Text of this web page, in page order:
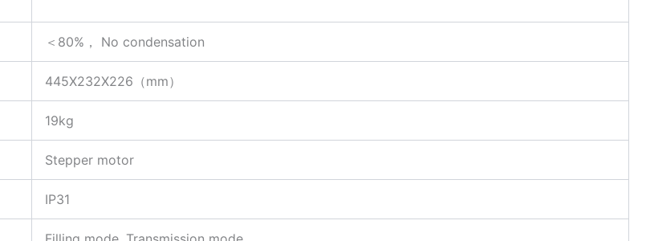
＜80%， No condensation
445X232X226（mm）
19kg
Stepper motor
IP31